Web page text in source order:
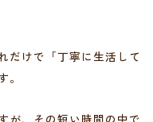
だけで「丁寧に生活して
が、その短い時間の中で